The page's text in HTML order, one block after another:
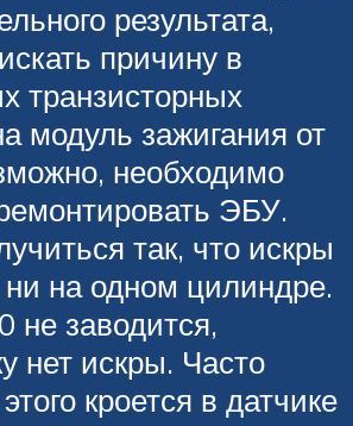
результата,
причину в
транзисторных
модуль зажигания от
необходимо
ЭБУ.
так, что искры
ни на одном цилиндре.
не заводится,
нет искры. Часто
кроется в датчике